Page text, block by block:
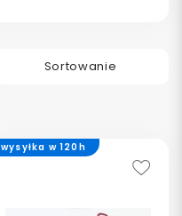
Sortowanie
wysyłka w 120h